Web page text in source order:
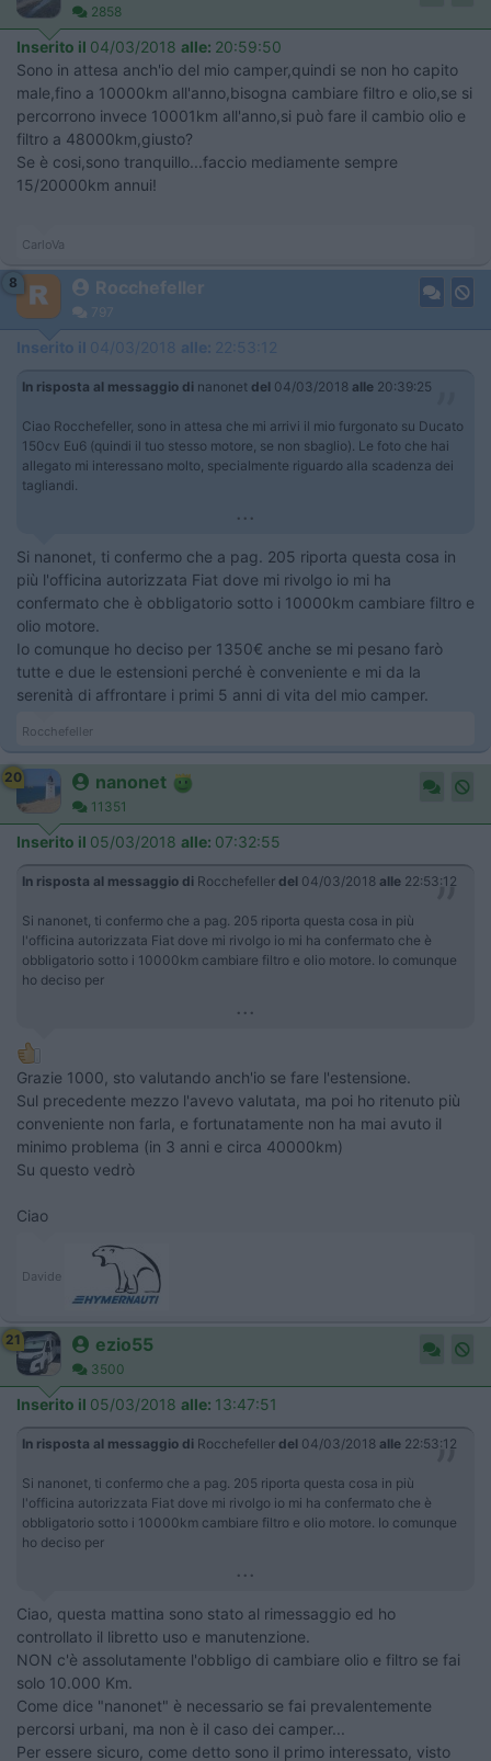
2858
Inserito il 04/03/2018 alle: 20:59:50
Sono in attesa anch'io del mio camper,quindi se non ho capito
male,fino a 10000km all'anno,bisogna cambiare filtro e olio,se si
percorrono invece 10001km all'anno,si può fare il cambio olio e
filtro a 48000km,giusto?
Se è cosi,sono tranquillo...faccio mediamente sempre
15/20000km annui!
CarloVa
8 Rocchefeller
797
Inserito il 04/03/2018 alle: 22:53:12
In risposta al messaggio di nanonet del 04/03/2018 alle 20:39:25
Ciao Rocchefeller, sono in attesa che mi arrivi il mio furgonato su Ducato
150cv Eu6 (quindi il tuo stesso motore, se non sbaglio). Le foto che hai
allegato mi interessano molto, specialmente riguardo alla scadenza dei
tagliandi.
...
Si nanonet, ti confermo che a pag. 205 riporta questa cosa in
più l'officina autorizzata Fiat dove mi rivolgo io mi ha
confermato che è obbligatorio sotto i 10000km cambiare filtro e
olio motore.
Io comunque ho deciso per 1350€ anche se mi pesano farò
tutte e due le estensioni perché è conveniente e mi da la
serenità di affrontare i primi 5 anni di vita del mio camper.
Rocchefeller
20 nanonet
11351
Inserito il 05/03/2018 alle: 07:32:55
In risposta al messaggio di Rocchefeller del 04/03/2018 alle 22:53:12
Si nanonet, ti confermo che a pag. 205 riporta questa cosa in più
l'officina autorizzata Fiat dove mi rivolgo io mi ha confermato che è
obbligatorio sotto i 10000km cambiare filtro e olio motore. Io comunque
ho deciso per
...
Grazie 1000, sto valutando anch'io se fare l'estensione.
Sul precedente mezzo l'avevo valutata, ma poi ho ritenuto più
conveniente non farla, e fortunatamente non ha mai avuto il
minimo problema (in 3 anni e circa 40000km)
Su questo vedrò
Ciao
Davide
21 ezio55
3500
Inserito il 05/03/2018 alle: 13:47:51
In risposta al messaggio di Rocchefeller del 04/03/2018 alle 22:53:12
Si nanonet, ti confermo che a pag. 205 riporta questa cosa in più
l'officina autorizzata Fiat dove mi rivolgo io mi ha confermato che è
obbligatorio sotto i 10000km cambiare filtro e olio motore. Io comunque
ho deciso per
...
Ciao, questa mattina sono stato al rimessaggio ed ho
controllato il libretto uso e manutenzione.
NON c'è assolutamente l'obbligo di cambiare olio e filtro se fai
solo 10.000 Km.
Come dice "nanonet" è necessario se fai prevalentemente
percorsi urbani, ma non è il caso dei camper...
Per essere sicuro, come detto sono il primo interessato, visto